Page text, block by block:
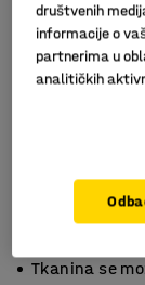
Prikladna za
Tkanina se
društvenih
informacije o
partnerima u
analitičkih